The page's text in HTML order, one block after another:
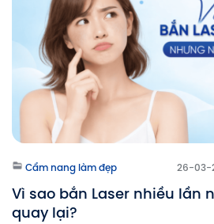
Cẩm nang làm đẹp 26-03-
Vì sao bắn Laser nhiều lần
quay lại?